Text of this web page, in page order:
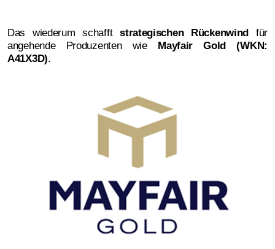
Das wiederum schafftstrategischen Rückenwind für
angehende Produzenten wie Mayfair Gold (WKN:
A41X3D).